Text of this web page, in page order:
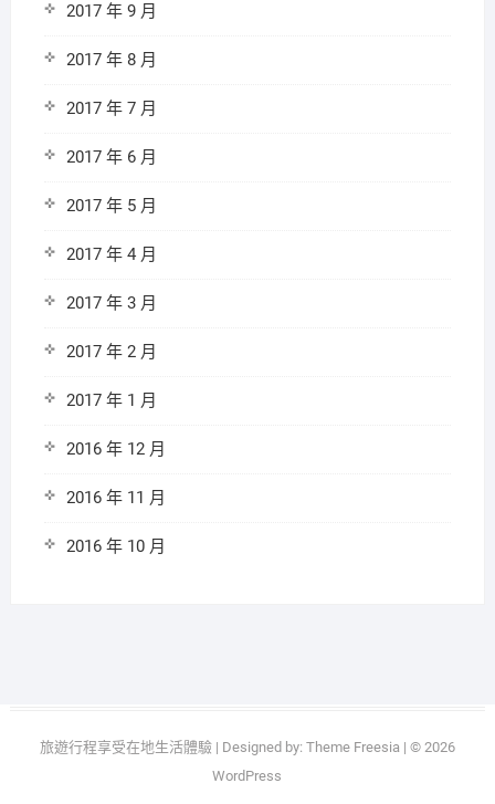
2017 年 9 月
2017 年 8 月
2017 年 7 月
2017 年 6 月
2017 年 5 月
2017 年 4 月
2017 年 3 月
2017 年 2 月
2017 年 1 月
2016 年 12 月
2016 年 11 月
2016 年 10 月
旅遊行程享受在地生活體驗| Designed by: Theme Freesia| © 2026
WordPress